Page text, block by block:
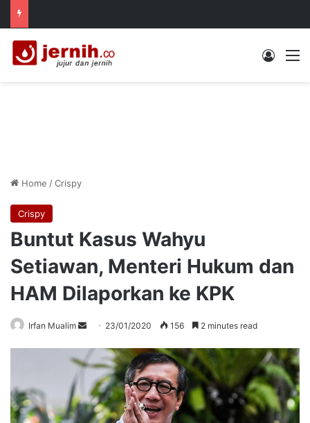
Log In
Home /Crispy
Crispy
Buntut Kasus Wahyu
Setiawan, Menteri Hukum dan
HAM Dilaporkan ke KPK
Irfan Mualim
Send
email
23/01/2020 156 2 minutes read